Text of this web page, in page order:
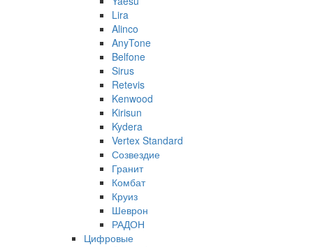
Lira
Alinco
AnyTone
Belfone
Sirus
Retevis
Kenwood
Kirisun
Kydera
Vertex Standard
Созвездие
Гранит
Комбат
Круиз
Шеврон
РАДОН
Цифровые